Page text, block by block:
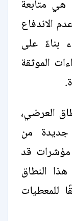
هي متابعة
الاندفاع
بناءً على
الموثقة
العرضي،
جديدة من
مؤشرات قد
النطاق
للمعطيات